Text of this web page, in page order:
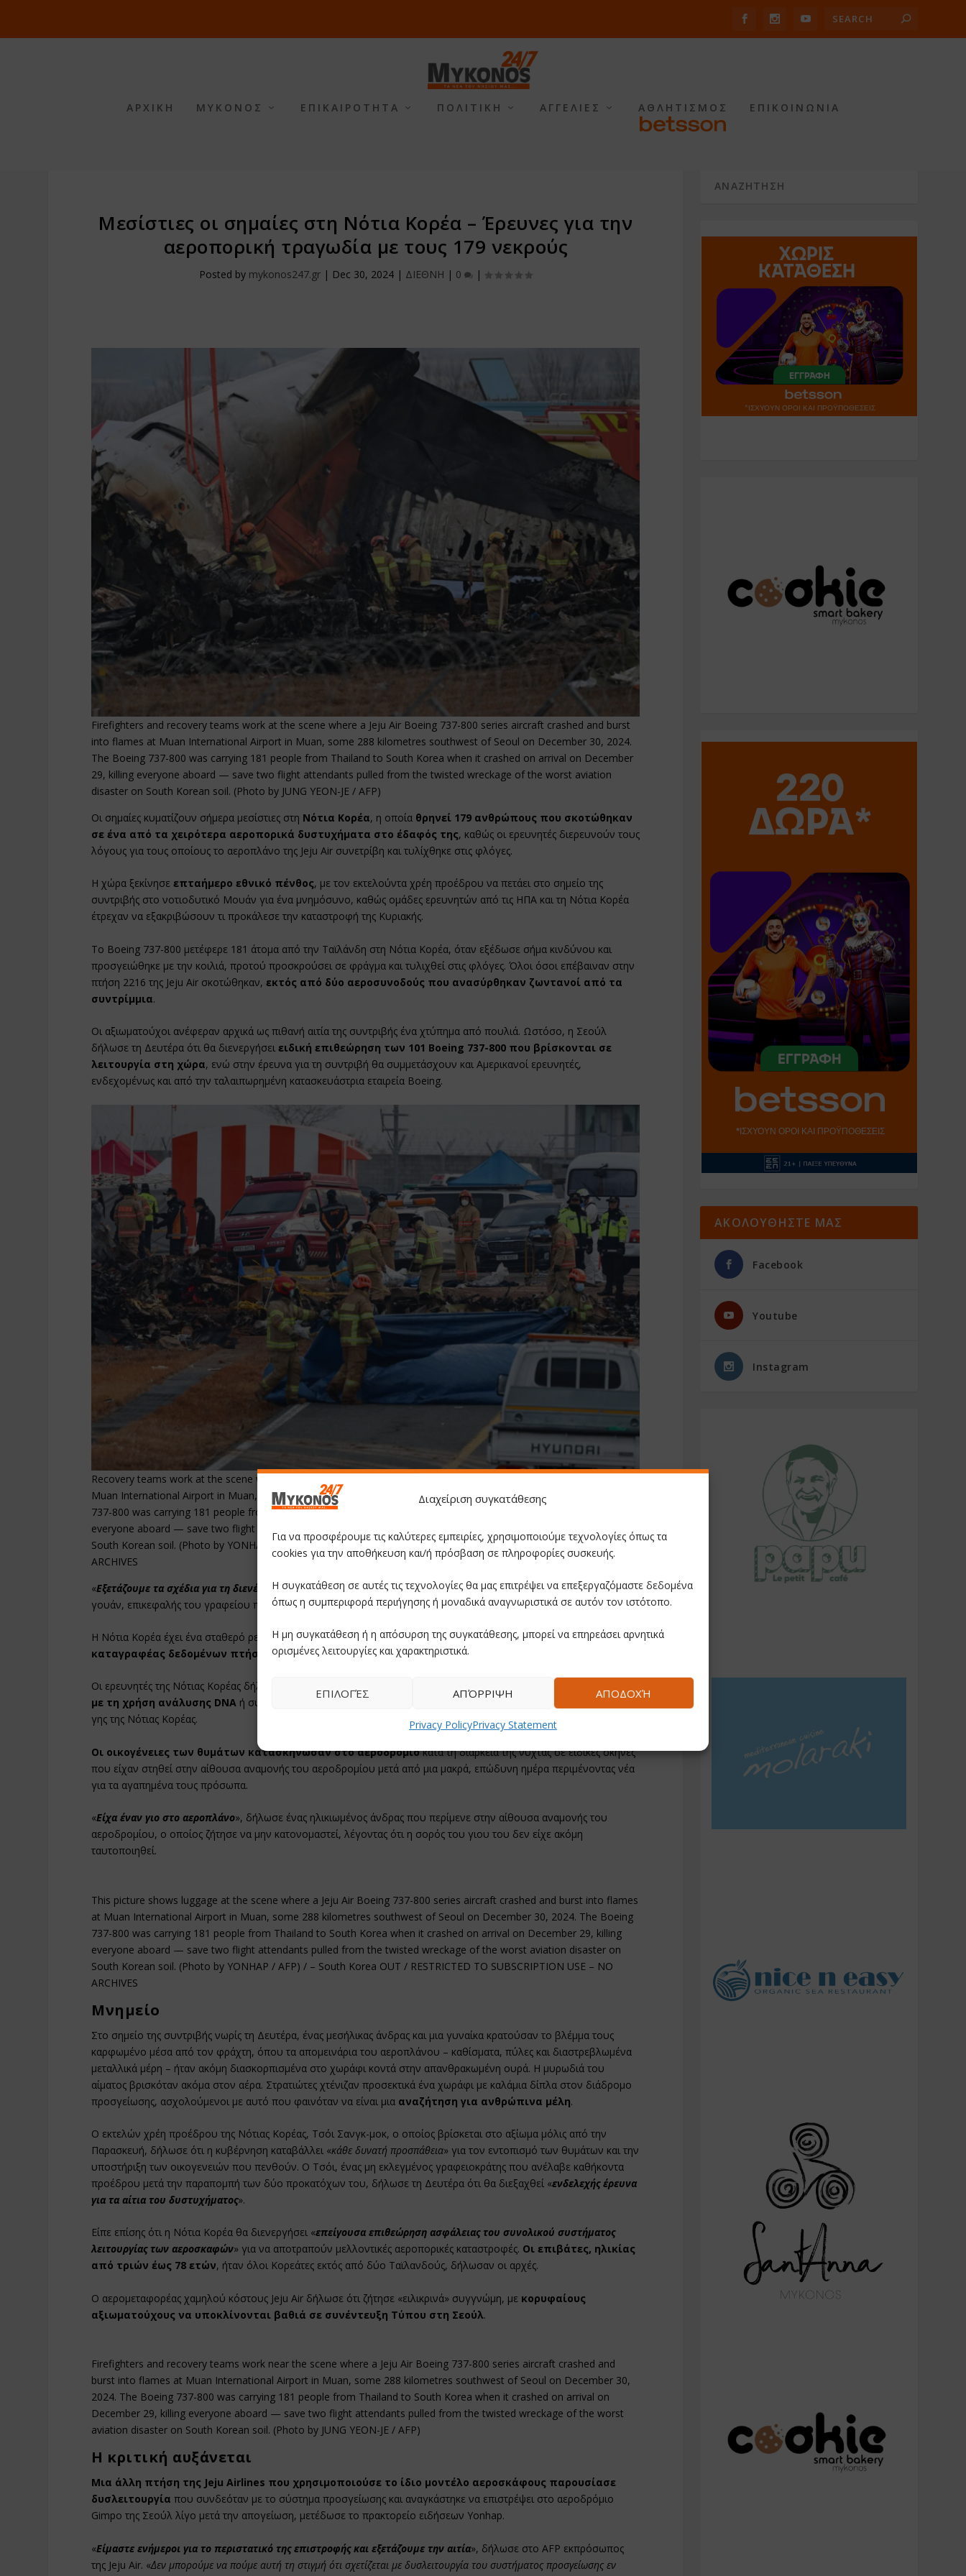
Διαχείριση συγκατάθεσης
Για να προσφέρουμε τις καλύτερες εμπειρίες, χρησιμοποιούμε τεχνολογίες όπως τα
cookies για την αποθήκευση και/ή πρόσβαση σε πληροφορίες συσκευής.
Η συγκατάθεση σε αυτές τις τεχνολογίες θα μας επιτρέψει να επεξεργαζόμαστε δεδομένα
όπως η συμπεριφορά περιήγησης ή μοναδικά αναγνωριστικά σε αυτόν τον ιστότοπο.
Η μη συγκατάθεση ή η απόσυρση της συγκατάθεσης, μπορεί να επηρεάσει αρνητικά
ορισμένες λειτουργίες και χαρακτηριστικά.
ΑΠΟΔΟΧΉ
ΑΠΌΡΡΙΨΗ
ΕΠΙΛΟΓΈΣ
Privacy PolicyPrivacy Statement
ΑΡΧΙΚΗ ΜΥΚΟΝΟΣ ΕΠΙΚΑΙΡΟΤΗΤΑ ΠΟΛΙΤΙΚΗ ΑΓΓΕΛΙΕΣ ΑΘΛΗΤΙΣΜΟΣ ΕΠΙΚΟΙΝΩΝΙΑ
Μεσίστιες οι σημαίες στη Νότια Κορέα – Έρευνες για την
αεροπορική τραγωδία με τους 179 νεκρούς
Posted by mykonos247.gr | Dec 30, 2024 | ΔΙΕΘΝΗ | 0 |
Firefighters and recovery teams work at the scene where a Jeju Air Boeing 737-800 series aircraft crashed and burst
into flames at Muan International Airport in Muan, some 288 kilometres southwest of Seoul on December 30, 2024.
The Boeing 737-800 was carrying 181 people from Thailand to South Korea when it crashed on arrival on December
29, killing everyone aboard — save two flight attendants pulled from the twisted wreckage of the worst aviation
disaster on South Korean soil. (Photo by JUNG YEON-JE / AFP)
Οι σημαίες κυματίζουν σήμερα μεσίστιες στη Νότια Κορέα, η οποία θρηνεί 179 ανθρώπους που σκοτώθηκαν
σε ένα από τα χειρότερα αεροπορικά δυστυχήματα στο έδαφός της, καθώς οι ερευνητές διερευνούν τους
λόγους για τους οποίους το αεροπλάνο της Jeju Air συνετρίβη και τυλίχθηκε στις φλόγες.
Η χώρα ξεκίνησεεπταήμερο εθνικό πένθος, με τον εκτελούντα χρέη προέδρου να πετάει στο σημείο της
συντριβής στο νοτιοδυτικό Μουάν για ένα μνημόσυνο, καθώς ομάδες ερευνητών από τις ΗΠΑ και τη Νότια Κορέα
έτρεχαν να εξακριβώσουν τι προκάλεσε την καταστροφή της Κυριακής.
Το Boeing 737-800 μετέφερε 181 άτομα από την Ταϊλάνδη στη Νότια Κορέα, όταν εξέδωσε σήμα κινδύνου και
προσγειώθηκε με την κοιλιά, προτού προσκρούσει σε φράγμα και τυλιχθεί στις φλόγες. Όλοι όσοι επέβαιναν στην
πτήση 2216 της Jeju Air σκοτώθηκαν,εκτός από δύο αεροσυνοδούς που ανασύρθηκαν ζωντανοί από τα
συντρίμμια.
Οι αξιωματούχοι ανέφεραν αρχικά ως πιθανή αιτία της συντριβής ένα χτύπημα από πουλιά. Ωστόσο, η Σεούλ
δήλωσε τη Δευτέρα ότι θα διενεργήσειειδική επιθεώρηση των 101 Boeing 737-800 που βρίσκονται σε
λειτουργία στη χώρα, ενώ στην έρευνα για τη συντριβή θα συμμετάσχουν και Αμερικανοί ερευνητές,
ενδεχομένως και από την ταλαιπωρημένη κατασκευάστρια εταιρεία Boeing.
Recovery teams work at the scene where a Jeju Air Boeing 737-800 series aircraft crashed and burst into flames at
Muan International Airport in Muan, some 288 kilometres southwest of Seoul on December 30, 2024. The Boeing
737-800 was carrying 181 people from Thailand to South Korea when it crashed on arrival on December 29, killing
everyone aboard — save two flight attendants pulled from the twisted wreckage of the worst aviation disaster on
South Korean soil. (Photo by YONHAP / AFP) / – South Korea OUT / RESTRICTED TO SUBSCRIPTION USE – NO
ARCHIVES
«Εξετάζουμε τα σχέδια για τη διενέργεια ειδικής επιθεώρησης στα αεροσκάφη B737-800», δήλωσε ο Τζου Τζονγκ-
γουάν, επικεφαλής του γραφείου πολιτικής αεροπορίας στο υπουργείο Μεταφορών της Νότιας Κορέας.
Η Νότια Κορέα έχει ένα σταθερό ρεκόρ αεροπορικής ασφάλειας καιτα δύο μαύρα κουτιά της πτήσης 2216 – ο
καταγραφέας δεδομένων πτήσης και ο καταγραφέας φωνής στο πιλοτήριο – έχουν βρεθεί
Οι ερευνητές της Νότιας Κορέας δήλωσαν τη Δευτέρα ότι
με τη χρήση ανάλυσης DNA ή συλλογής δακτυλικών αποτυπωμάτων, σύμφωνα με ανακοίνωση του υπουργείου
γης της Νότιας Κορέας.
Οι οικογένειες των θυμάτων κατασκήνωσαν στο αεροδρόμιοκατά τη διάρκεια της νύχτας σε ειδικές σκηνές
που είχαν στηθεί στην αίθουσα αναμονής του αεροδρομίου μετά από μια μακρά, επώδυνη ημέρα περιμένοντας νέα
για τα αγαπημένα τους πρόσωπα.
«Είχα έναν γιο στο αεροπλάνο», δήλωσε ένας ηλικιωμένος άνδρας που περίμενε στην αίθουσα αναμονής του
αεροδρομίου, ο οποίος ζήτησε να μην κατονομαστεί, λέγοντας ότι η σορός του γιου του δεν είχε ακόμη
ταυτοποιηθεί.
This picture shows luggage at the scene where a Jeju Air Boeing 737-800 series aircraft crashed and burst into flames
at Muan International Airport in Muan, some 288 kilometres southwest of Seoul on December 30, 2024. The Boeing
737-800 was carrying 181 people from Thailand to South Korea when it crashed on arrival on December 29, killing
everyone aboard — save two flight attendants pulled from the twisted wreckage of the worst aviation disaster on
South Korean soil. (Photo by YONHAP / AFP) / – South Korea OUT / RESTRICTED TO SUBSCRIPTION USE – NO
ARCHIVES
Μνημείο
Στο σημείο της συντριβής νωρίς τη Δευτέρα, ένας μεσήλικας άνδρας και μια γυναίκα κρατούσαν το βλέμμα τους
καρφωμένο μέσα από τον φράχτη, όπου τα απομεινάρια του αεροπλάνου – καθίσματα, πύλες και διαστρεβλωμένα
μεταλλικά μέρη – ήταν ακόμη διασκορπισμένα στο χωράφι κοντά στην απανθρακωμένη ουρά. Η μυρωδιά του
αίματος βρισκόταν ακόμα στον αέρα. Στρατιώτες χτένιζαν προσεκτικά ένα χωράφι με καλάμια δίπλα στον διάδρομο
προσγείωσης, ασχολούμενοι με αυτό που φαινόταν να είναι μια αναζήτηση για ανθρώπινα μέλη.
Ο εκτελών χρέη προέδρου της Νότιας Κορέας, Τσόι Σανγκ-μοκ, ο οποίος βρίσκεται στο αξίωμα μόλις από την
Παρασκευή, δήλωσε ότι η κυβέρνηση καταβάλλει «κάθε δυνατή προσπάθεια» για τον εντοπισμό των θυμάτων και την
υποστήριξη των οικογενειών που πενθούν. Ο Τσόι, ένας μη εκλεγμένος γραφειοκράτης που ανέλαβε καθήκοντα
προέδρου μετά την παραπομπή των δύο προκατόχων του, δήλωσε τη Δευτέρα ότι θα διεξαχθεί «ενδελεχής έρευνα
για τα αίτια του δυστυχήματος».
Είπε επίσης ότι η Νότια Κορέα θα διενεργήσει «επείγουσα επιθεώρηση ασφάλειας του συνολικού συστήματος
λειτουργίας των αεροσκαφών» για να αποτραπούν μελλοντικές αεροπορικές καταστροφές. Οι επιβάτες, ηλικίας
από τριών έως 78 ετών, ήταν όλοι Κορεάτες εκτός από δύο Ταϊλανδούς, δήλωσαν οι αρχές.
Ο αερομεταφορέας χαμηλού κόστους Jeju Air δήλωσε ότι ζήτησε «ειλικρινά» συγγνώμη, με κορυφαίους
αξιωματούχους να υποκλίνονται βαθιά σε συνέντευξη Τύπου στη Σεούλ.
Firefighters and recovery teams work near the scene where a Jeju Air Boeing 737-800 series aircraft crashed and
burst into flames at Muan International Airport in Muan, some 288 kilometres southwest of Seoul on December 30,
2024. The Boeing 737-800 was carrying 181 people from Thailand to South Korea when it crashed on arrival on
December 29, killing everyone aboard — save two flight attendants pulled from the twisted wreckage of the worst
aviation disaster on South Korean soil. (Photo by JUNG YEON-JE / AFP)
Η κριτική αυξάνεται
Μια άλλη πτήση της Jeju Airlines που χρησιμοποιούσε το ίδιο μοντέλο αεροσκάφους παρουσίασε
δυσλειτουργία που συνδεόταν με το σύστημα προσγείωσης και αναγκάστηκε να επιστρέψει στο αεροδρόμιο
Gimpo της Σεούλ λίγο μετά την απογείωση, μετέδωσε το πρακτορείο ειδήσεων Yonhap.
«Είμαστε ενήμεροι για το περιστατικό της επιστροφής και εξετάζουμε την αιτία», δήλωσε στο AFP εκπρόσωπος
της Jeju Air. «Δεν μπορούμε να πούμε αυτή τη στιγμή ότι σχετίζεται με δυσλειτουργία του συστήματος προσγείωσης εν
ΑΚΟΛΟΥΘΗΣΤΕ ΜΑΣ
Facebook
Youtube
Instagram